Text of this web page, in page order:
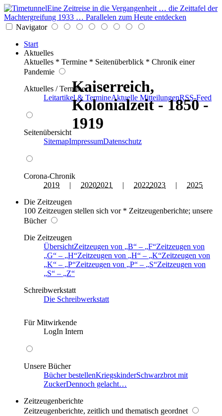
Eine Zeitreise in die Vergangenheit … die Zeittafel der
Machtergreifung 1933 … Parallelen zum Heute entdecken
Navigator
Start
Aktuelles
Aktuelles * Termine * Seitenüberblick * Chronik einer
Pandemie
Aktuelles / Termine
Leitartikel & TermineAktuelle MitteilungenRSS-Feed
Seitenübersicht
SitemapImpressumDatenschutz
Corona-Chronik
2019 | 20202021 | 20222023 | 2025
Die Zeitzeugen
100 Zeitzeugen stellen sich vor * Zeitzeugenberichte; unsere
Bücher
Die Zeitzeugen
ÜbersichtZeitzeugen von B – F Zeitzeugen von
G
– H Zeitzeugen von H – K Zeitzeugen von
K
– P Zeitzeugen von P – S Zeitzeugen von
S
–
Z
Schreibwerkstatt
Die Schreibwerkstatt
Für Mitwirkende
LogIn Intern
Unsere Bücher
Bücher bestellenKriegskinderSchwarzbrot mit
ZuckerDennoch gelacht…
Zeitzeugenberichte
Zeitzeugenberichte, zeitlich und thematisch geordnet
Kaiserreich,
Kolonialzeit - 1850 -
1919